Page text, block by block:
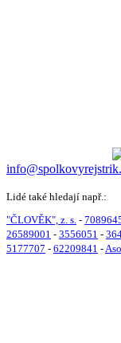
Lidé také hledají např.:
"ČLOVĚK", z. s. -
26589001 - 3556051 -
5177707 - 62209841 -